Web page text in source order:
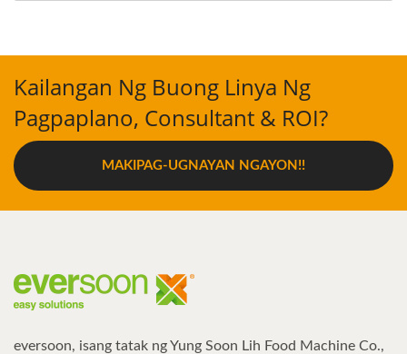
Kailangan Ng Buong Linya Ng
Pagpaplano, Consultant & ROI?
MAKIPAG-UGNAYAN NGAYON!!
eversoon, isang tatak ng Yung Soon Lih Food Machine Co.,